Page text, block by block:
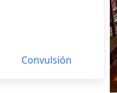
Convulsión